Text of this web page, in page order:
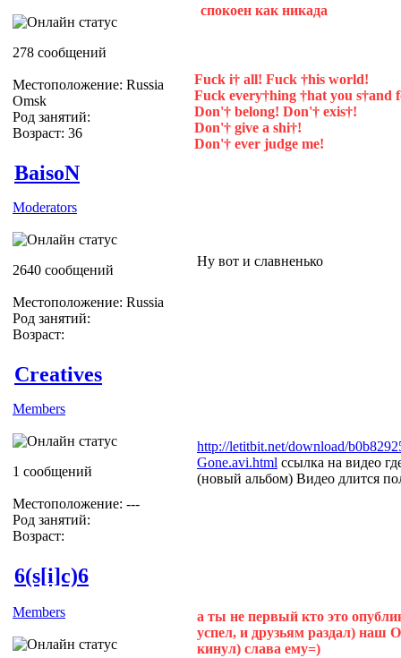
278 сообщений
Местоположение: Russia
Omsk
Род занятий:
Возраст: 36
спокоен как никада
Fuck i† all! Fuck †his world!
Fuck every†hing †hat you s†and
Don'† belong! Don'† exis†!
Don'† give a shi†!
Don'† ever judge me!
BaisoN
Moderators
2640 сообщений
Местоположение: Russia
Род занятий:
Возраст:
Ну вот и славненько
Creatives
Members
1 сообщений
Местоположение: ---
Род занятий:
Возраст:
http://letitbit.net/download/
Gone.avi.html ссылка на видео
(новый альбом) Видео длится
6(s[i]c)6
Members
а ты не первый кто это
успел, и друзьям раздал) наш
кинул) слава ему=)